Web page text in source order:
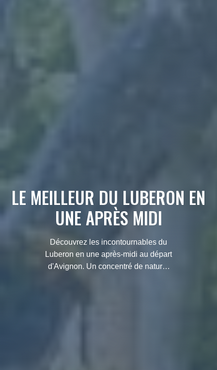
LE MEILLEUR DU LUBERON EN
UNE APRÈS MIDI
Découvrez les incontournables du
Luberon en une après-midi au départ
d'Avignon. Un concentré de nature,